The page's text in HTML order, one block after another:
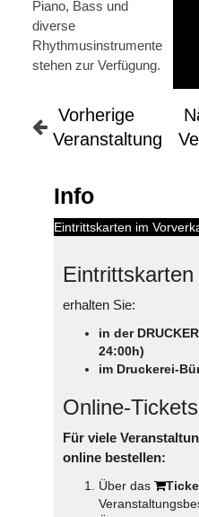
Piano, Bass und
diverse
Rhythmusinstrumente
stehen zur Verfügung.
Vorherige
Veranstaltung
Info
Eintrittskarten im
erhalten Sie:
in der
24:00h)
im Druckerei-
Online-Tickets
Für viele
online bestellen:
Über das